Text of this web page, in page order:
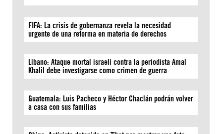
FIFA: La crisis de gobernanza revela la necesidad
urgente de una reforma en materia de derechos
Líbano: Ataque mortal israelí contra la periodista Amal
Khalil debe investigarse como crimen de guerra
Guatemala: Luis Pacheco y Héctor Chaclán podrán volver
a casa con sus familias